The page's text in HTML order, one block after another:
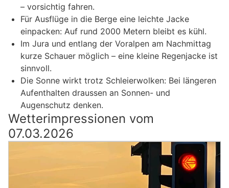
– vorsichtig fahren.
Für Ausflüge in die Berge eine leichte Jacke
einpacken: Auf rund 2000 Metern bleibt es kühl.
Im Jura und entlang der Voralpen am Nachmittag
kurze Schauer möglich – eine kleine Regenjacke ist
sinnvoll.
Die Sonne wirkt trotz Schleierwolken: Bei längeren
Aufenthalten draussen an Sonnen- und
Augenschutz denken.
Wetterimpressionen vom
07.03.2026